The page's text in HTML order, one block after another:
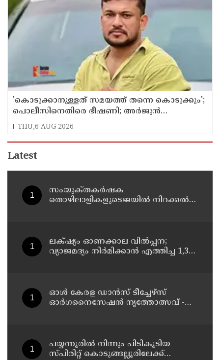
'കൊടുക്കാനുള്ളത് സമയത്ത് തന്നെ കൊടുക്കും';
പൊലീസിനെതിരെ ഭീഷണി; അർജുൻ
ആയങ്കിക്കെതിരെ കേസെടുത്തു
THU,6 AUG 2026
Latest
സംയുക്‌തകർഷക
തൊഴിലാളികളുടെജയിൽ നിറക്കൽ
ലക്‌ഷ്യം ഓണക്കാല വിൽപ്പന;
വ്യാജമദ്യം നിർമിക്കാൻ എത്തിച്ച 1,350
ഓൾ കേരള ഡാൻസ് ടീച്ചേഴ്സ്
ഓർഗനൈസേഷൻ നൃത്തോത്സവ് -
പയ്യന്നൂരിൽ നിന്നും പിടികൂടിയ
സ്പിരിറ്റ് കൊടുങ്ങല്ലൂരിലേക്ക്